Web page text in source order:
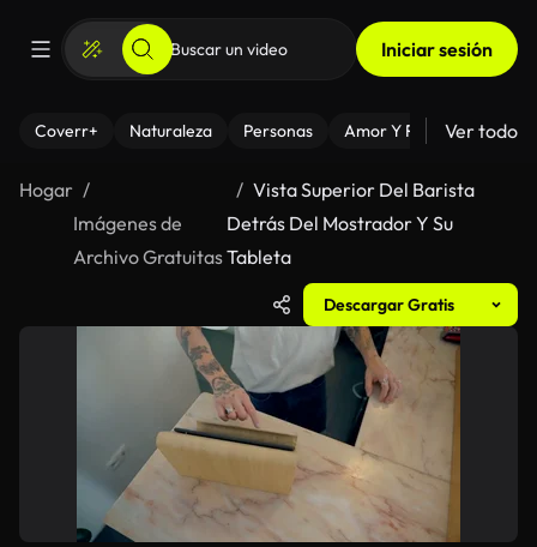
Iniciar sesión
Coverr+ Naturaleza Personas Amor Y Relaciones
Ver todo
Hogar
Imágenes de
Archivo Gratuitas
Vista Superior Del Barista
Detrás Del Mostrador Y Su
Tableta
Descargar Gratis